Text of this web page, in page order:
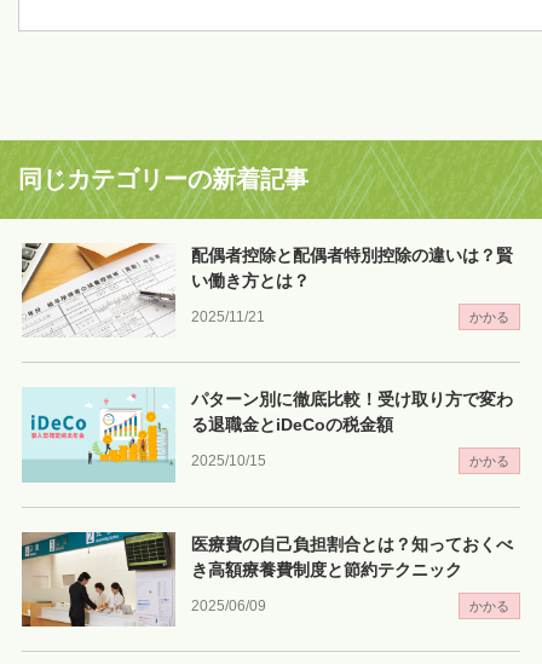
同じカテゴリーの新着記事
2025/11/21 かかる
配偶者控除と配偶者特別控除の違いは？賢
い働き方とは？
2025/10/15 かかる
パターン別に徹底比較！受け取り方で変わ
る退職金とiDeCoの税金額
2025/06/09 かかる
医療費の自己負担割合とは？知っておくべ
き高額療養費制度と節約テクニック